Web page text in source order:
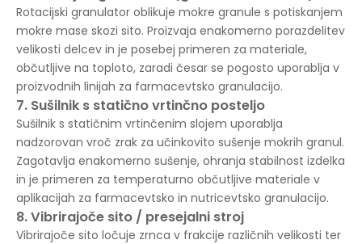
Rotacijski granulator oblikuje mokre granule s potiskanjem
mokre mase skozi sito. Proizvaja enakomerno porazdelitev
velikosti delcev in je posebej primeren za materiale,
občutljive na toploto, zaradi česar se pogosto uporablja v
proizvodnih linijah za farmacevtsko granulacijo.
7. Sušilnik s statično vrtinčno posteljo
Sušilnik s statičnim vrtinčenim slojem uporablja
nadzorovan vroč zrak za učinkovito sušenje mokrih granul.
Zagotavlja enakomerno sušenje, ohranja stabilnost izdelka
in je primeren za temperaturno občutljive materiale v
aplikacijah za farmacevtsko in nutricevtsko granulacijo.
8. Vibrirajoče sito / presejalni stroj
Vibrirajoče sito ločuje zrnca v frakcije različnih velikosti ter